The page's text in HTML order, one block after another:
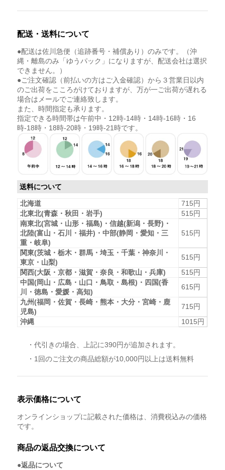
配送・送料について
●配送は佐川急便（追跡番号・補償あり）のみです。（沖
縄・離島のみ「ゆうパック」になりますが、配送会社は選択
できません。）
●ご注文確認（前払いの方はご入金確認）から３営業日以内
のご出荷をこころがけておりますが、万が一ご出荷が遅れる
場合はメールでご連絡致します。
また、時間指定も承ります。
指定できる時間帯は午前中・12時-14時・14時-16時・16
時-18時・18時-20時・19時-21時です。
送料について
北海道
715円
北東北(青森・秋田・岩手)
515円
南東北(宮城・山形・福島)・信越(新潟・長野)・
北陸(富山・石川・福井)・中部(静岡・愛知・三
重・岐阜)
515円
関東(茨城・栃木・群馬・埼玉・千葉・神奈川・
東京・山梨)
515円
関西(大阪・京都・滋賀・奈良・和歌山・兵庫)
515円
中国(岡山・広島・山口・鳥取・島根)・四国(香
川・徳島・愛媛・高知)
615円
九州(福岡・佐賀・長崎・熊本・大分・宮崎・鹿
児島)
715円
沖縄
1015円
・代引きの場合、上記に390円が追加されます。
・1回のご注文の商品総額が10,000円以上は送料無料
表示価格について
オンラインショップに記載された価格は、消費税込みの価格
です。
商品の返品交換について
●返品について